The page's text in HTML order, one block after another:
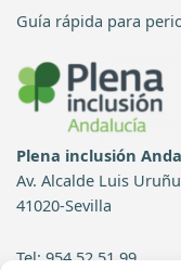
Guía rápida para
Plena inclusión
Av. Alcalde Luis
41020-Sevilla
Tel: 954 52 51 99